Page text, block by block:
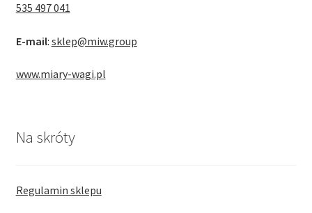
535 497 041
E-mail: sklep@miw.group
www.miary-wagi.pl
Na skróty
Regulamin sklepu